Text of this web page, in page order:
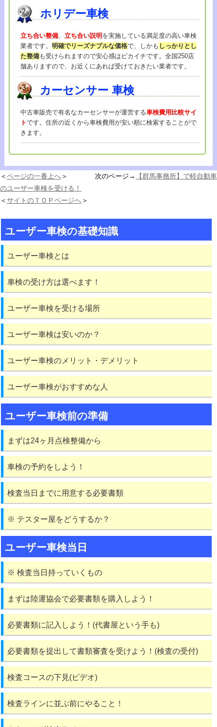
ホリデー車検
立ち合い整備、 立ち合い説明を実施している満足度の高い車検
業者です。 明確でリーズナブルな価格で、しかも しっかりとし
た整備も受けられますので安心感はピカイチです。全国250店
舗ありますので、お近くにあれば受けておきたい業者です。
カーセンサー 車検
中古車販売で有名なカーセンサーが運営する車検費用比較サイ
トです。住所の近くから車検費用が安い順に検索することがで
きます。
＜ページの一番上へ＞ 次のページ→
【群馬事務所】で軽自動車
のユーザー車検を受ける！
＜サイトのＴＯＰページへ＞
ユーザー車検の基礎知識
ユーザー車検とは
車検の受け方は選べます！
ユーザー車検を受ける場所
ユーザー車検は安いのか？
ユーザー車検のメリット・デメリット
ユーザー車検がおすすめな人
ユーザー車検前の準備
まずは24ヶ月点検整備から
車検の予約をしよう！
検査当日までに用意する必要書類
※ テスター屋をどうするか？
ユーザー車検当日
※ 検査当日持っていくもの
まずは陸運協会で必要書類を購入しよう！
必要書類に記入しよう！(代書屋という手も)
必要書類を提出して書類審査を受けよう！(検査の受付)
検査コースの下見(ビデオ)
検査ラインに並ぶ前にやること！